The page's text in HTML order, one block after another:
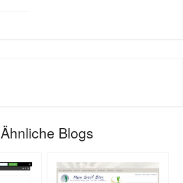
Ähnliche Blogs